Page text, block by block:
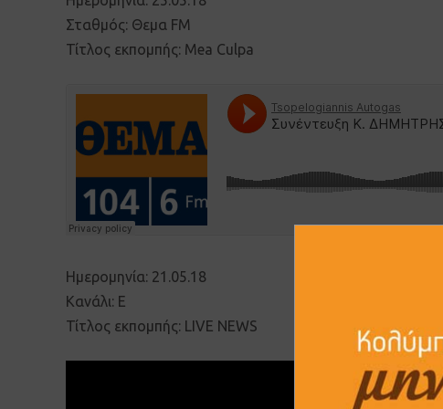
Σταθμός: Θεμα FM
Τίτλος εκπομπής: Mea Culpa
Ημερομηνία: 21.05.18
Κανάλι: Ε
Τίτλος εκπομπής: LIVE NEWS